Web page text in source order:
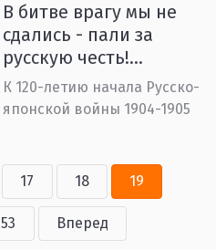
В битве врагу мы не
сдались - пали за
русскую честь!...
К 120-летию начала Русско-
японской войны 1904-1905
17 18 19
53 Вперед